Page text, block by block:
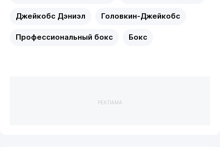
Джейкобс Дэниэл Головкин-Джейкобс
Профессиональный бокс Бокс
РЕКЛАМА